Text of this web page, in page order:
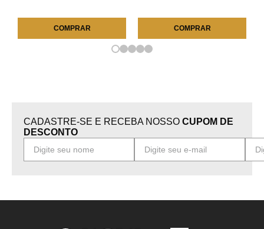
COMPRAR COMPRAR
CADASTRE-SE E RECEBA NOSSO CUPOM DE
DESCONTO